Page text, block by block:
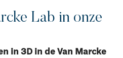
Lab in onze
in 3D in deVan Marcke